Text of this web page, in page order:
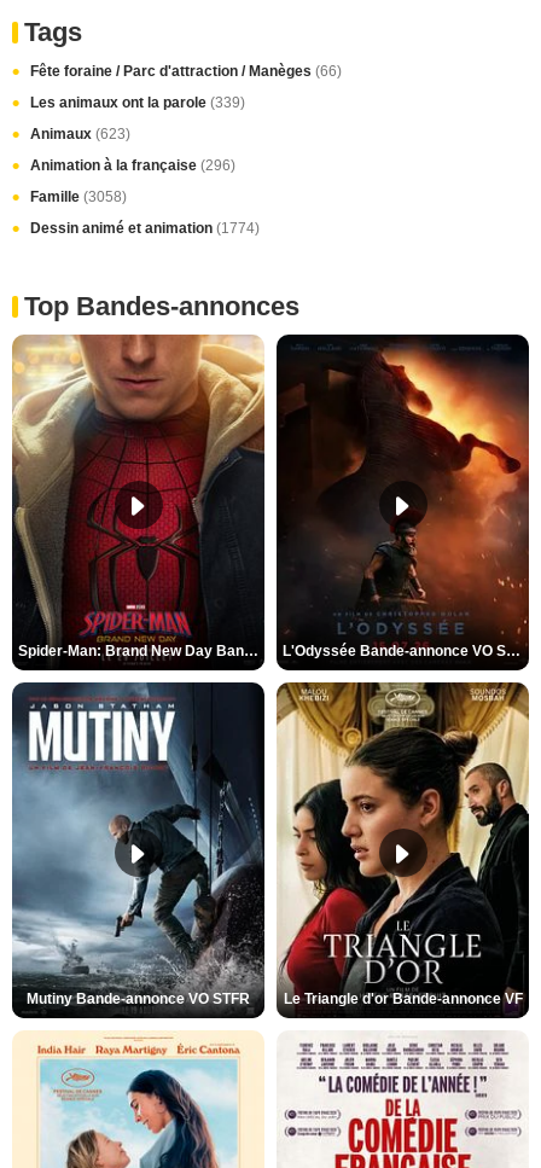
Tags
Fête foraine / Parc d'attraction / Manèges (66)
Les animaux ont la parole (339)
Animaux (623)
Animation à la française (296)
Famille (3058)
Dessin animé et animation (1774)
Top Bandes-annonces
Spider-Man: Brand New Day Bande-annonce VO STFR L'Odyssée Bande-annonce VO STFR
Mutiny Bande-annonce VO STFR Le Triangle d'or Bande-annonce VF